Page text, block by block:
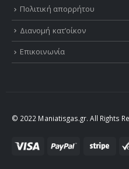
Πολιτική απορρήτου
Διανομή κατ’οίκον
Επικοινωνία
© 2022 Maniatisgas.gr. All Rights